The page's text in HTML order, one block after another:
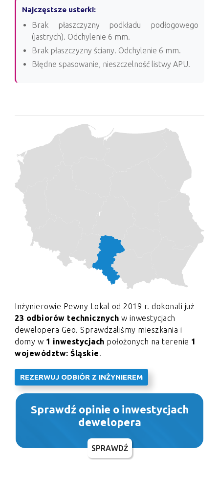
Najczęstsze usterki:
Brak płaszczyzny podkładu podłogowego
(jastrych). Odchylenie 6 mm.
Brak płaszczyzny ściany. Odchylenie 6 mm.
Błędne spasowanie, nieszczelność listwy APU.
Inżynierowie Pewny Lokal od 2019 r. dokonali już
23 odbiorów technicznych w inwestycjach
dewelopera Geo. Sprawdzaliśmy mieszkania i
domy w 1 inwestycjach położonych na terenie 1
województw: Śląskie.
REZERWUJ ODBIÓR Z INŻYNIEREM
Sprawdź opinie o inwestycjach
dewelopera
SPRAWDŹ